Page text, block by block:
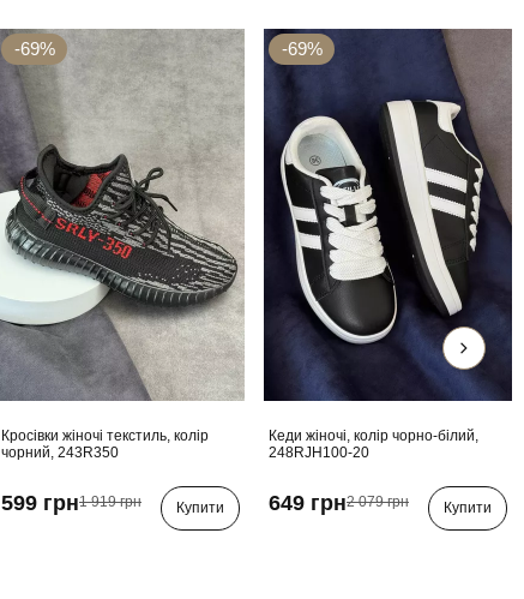
-69%
Кросівки жіночі текстиль, колір
чорний, 243R350
599 грн1 919 грн Купити
-69%
Кеди жіночі, колір чорно-білий,
248RJH100-20
649 грн2 079 грн Купити